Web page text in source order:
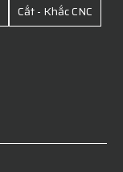
Cắt - Khắc CNC